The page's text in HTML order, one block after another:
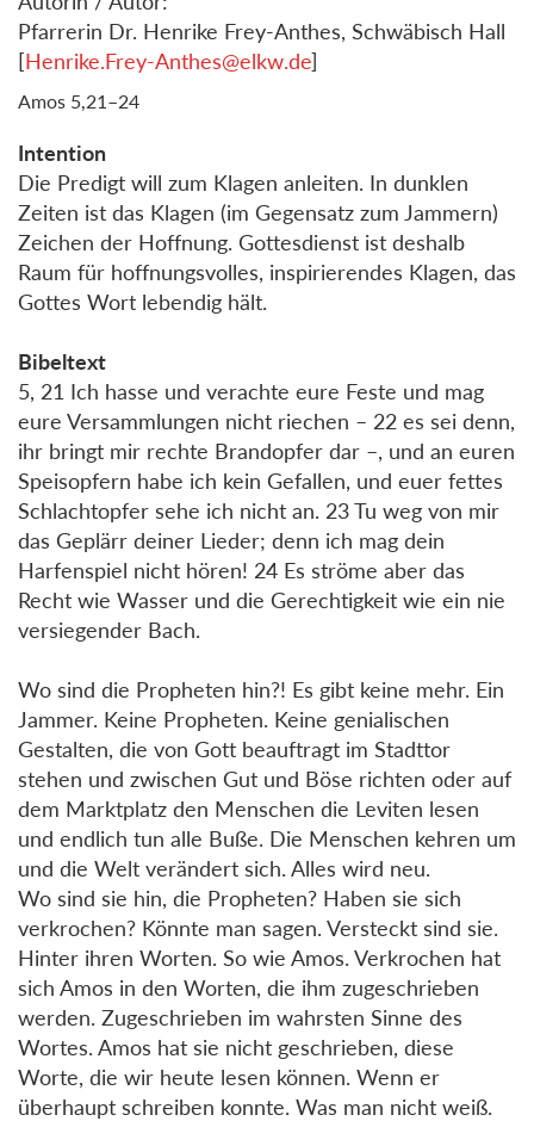
Pfarrerin Dr. Henrike Frey-Anthes, Schwäbisch Hall
[Henrike.Frey-Anthes@elkw.de]
Amos 5,21–24
Intention
Die Predigt will zum Klagen anleiten. In dunklen
Zeiten ist das Klagen (im Gegensatz zum Jammern)
Zeichen der Hoffnung. Gottesdienst ist deshalb
Raum für hoffnungsvolles, inspirierendes Klagen, das
Gottes Wort lebendig hält.
Bibeltext
5, 21 Ich hasse und verachte eure Feste und mag
eure Versammlungen nicht riechen – 22 es sei denn,
ihr bringt mir rechte Brandopfer dar –, und an euren
Speisopfern habe ich kein Gefallen, und euer fettes
Schlachtopfer sehe ich nicht an. 23 Tu weg von mir
das Geplärr deiner Lieder; denn ich mag dein
Harfenspiel nicht hören! 24 Es ströme aber das
Recht wie Wasser und die Gerechtigkeit wie ein nie
versiegender Bach.
Wo sind die Propheten hin?! Es gibt keine mehr. Ein
Jammer. Keine Propheten. Keine genialischen
Gestalten, die von Gott beauftragt im Stadttor
stehen und zwischen Gut und Böse richten oder auf
dem Marktplatz den Menschen die Leviten lesen
und endlich tun alle Buße. Die Menschen kehren um
und die Welt verändert sich. Alles wird neu.
Wo sind sie hin, die Propheten? Haben sie sich
verkrochen? Könnte man sagen. Versteckt sind sie.
Hinter ihren Worten. So wie Amos. Verkrochen hat
sich Amos in den Worten, die ihm zugeschrieben
werden. Zugeschrieben im wahrsten Sinne des
Wortes. Amos hat sie nicht geschrieben, diese
Worte, die wir heute lesen können. Wenn er
überhaupt schreiben konnte. Was man nicht weiß.